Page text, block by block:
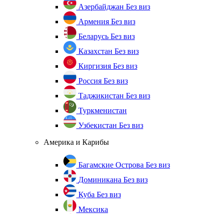
Азербайджан Без виз
Армения Без виз
Беларусь Без виз
Казахстан Без виз
Киргизия Без виз
Россия Без виз
Таджикистан Без виз
Туркменистан
Узбекистан Без виз
Америка и Карибы
Багамские Острова Без виз
Доминикана Без виз
Куба Без виз
Мексика